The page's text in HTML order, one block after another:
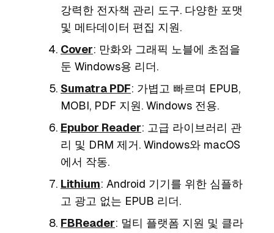
강력한 전자책 관리 도구. 다양한 포맷
및 메타데이터 편집 지원.
Cover: 만화와 그래픽 노블에 초점을
둔 Windows용 리더.
Sumatra PDF: 가볍고 빠르며 EPUB,
MOBI, PDF 지원. Windows 전용.
Epubor Reader: 고급 라이브러리 관
리 및 DRM 제거. Windows와 macOS
에서 작동.
Lithium: Android 기기를 위한 심플하
고 광고 없는 EPUB 리더.
FBReader: 멀티 플랫폼 지원 및 클라